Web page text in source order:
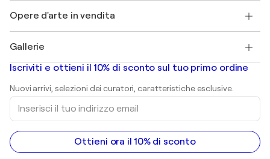
+39 694500608
Scopri arte originale selezionata
Marc Chagall
Banksy
Mr. Brainwash
Shepard Fairey
Opere d'arte in vendita
Quadri astratti in vendita
Dipinti di paesaggi
sculture
Dipinti acrilici
Gallerie
Gallerie d’arte in Italia
Iscriviti e ottieni il 10% di sconto sul tuo primo ordine
Nuovi arrivi, selezioni dei curatori, caratteristiche esclusive.
Inserisci
tuo
indirizzo
email
Ottieni ora il 10% di sconto